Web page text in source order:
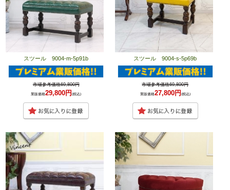
スツール 9004-m-5p91b
市場参考価格69,800円
業販価格29,800円(税込)
スツール 9004-s-5p69b
市場参考価格69,800円
業販価格27,800円 (税込)